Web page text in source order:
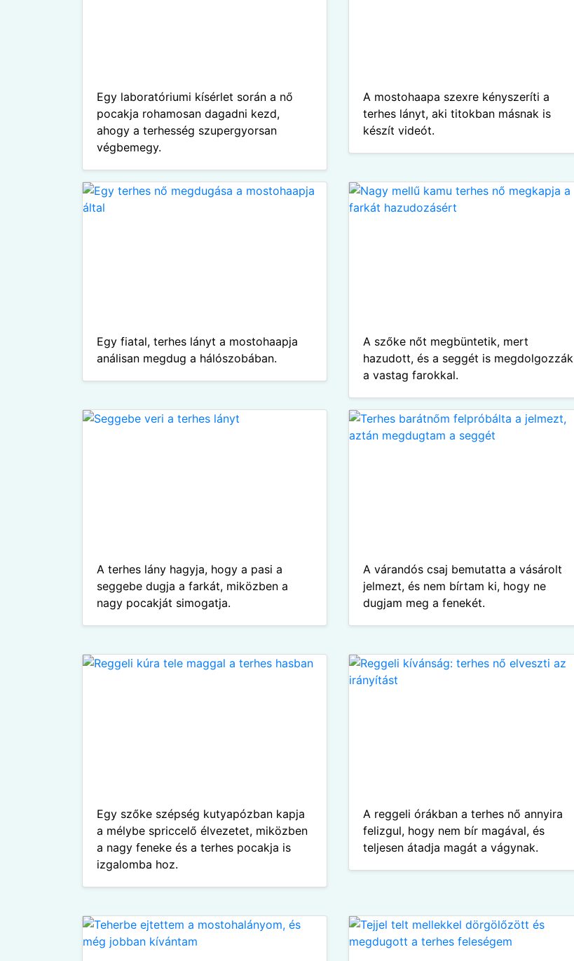
Egy laboratóriumi kísérlet során a nő
pocakja rohamosan dagadni kezd,
ahogy a terhesség szupergyorsan
végbemegy.
A mostohaapa szexre kényszeríti a
terhes lányt, aki titokban másnak is
készít videót.
Egy fiatal, terhes lányt a mostohaapja
análisan megdug a hálószobában.
A szőke nőt megbüntetik, mert
hazudott, és a seggét is megdolgozzák
a vastag farokkal.
A terhes lány hagyja, hogy a pasi a
seggebe dugja a farkát, miközben a
nagy pocakját simogatja.
A várandós csaj bemutatta a vásárolt
jelmezt, és nem bírtam ki, hogy ne
dugjam meg a fenekét.
Egy szőke szépség kutyapózban kapja
a mélybe spriccelő élvezetet, miközben
a nagy feneke és a terhes pocakja is
izgalomba hoz.
A reggeli órákban a terhes nő annyira
felizgul, hogy nem bír magával, és
teljesen átadja magát a vágynak.